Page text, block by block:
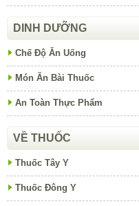
DINH DƯỠNG
Chế Độ Ăn Uống
Món Ăn Bài Thuốc
An Toàn Thực Phẩm
VỀ THUỐC
Thuốc Tây Y
Thuốc Đông Y